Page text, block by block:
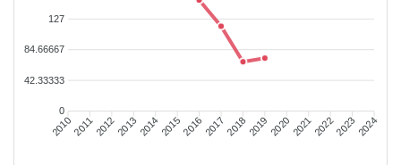
127
84.66667
42.33333
0
201020112012201320142015201620172018201920202021202220232024